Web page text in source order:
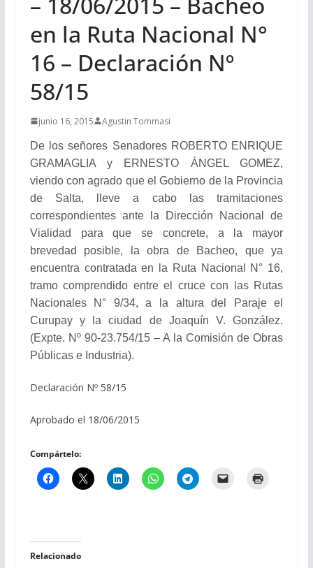
en la Ruta Nacional N°
16 – Declaración Nº
58/15
junio 16, 2015 Agustin Tommasi
De los señores Senadores ROBERTO ENRIQUE
GRAMAGLIA y ERNESTO ÁNGEL GOMEZ,
viendo con agrado que el Gobierno de la Provincia
de Salta, lleve a cabo las tramitaciones
correspondientes ante la Dirección Nacional de
Vialidad para que se concrete, a la mayor
brevedad posible, la obra de Bacheo, que ya
encuentra contratada en la Ruta Nacional N° 16,
tramo comprendido entre el cruce con las Rutas
Nacionales N° 9/34, a la altura del Paraje el
Curupay y la ciudad de Joaquín V. González.
(Expte. Nº 90-23.754/15 – A la Comisión de Obras
Públicas e Industria).
Declaración Nº 58/15
Aprobado el 18/06/2015
Compártelo:
Relacionado